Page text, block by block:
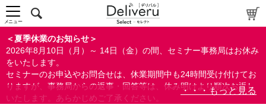
＜夏季休業のお知らせ＞
2026年8月10日（月）～ 14日（金）の間、セミナー事務局はお休み
をいたします。
セミナーのお申込やお問合せは、休業期間中も24時間受け付けてお
りますが、事務局からの返事・回答等は、休み明けより順次お返し
いたします。あらかじめご了承ください。
メニュー